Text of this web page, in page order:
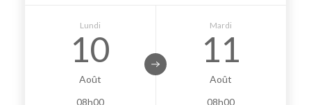
Lundi
10
Août
08h00
Mardi
11
Août
08h00